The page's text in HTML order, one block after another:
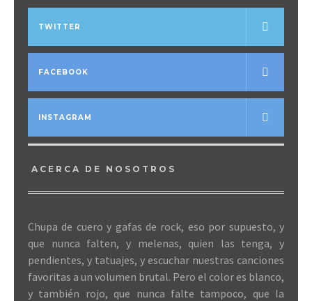
TWITTER
FACEBOOK
INSTAGRAM
ACERCA DE NOSOTROS
Chupa de cuero y gafas de rock, eso por supuesto, y
que nunca falten, y melenas, quien las tenga, y
pendientes, y tatuajes, y escuchar nuestras canciones
favoritas a un volumen brutal. Pero el color es blanco,
y también rojo, que nunca falte tampoco, que la